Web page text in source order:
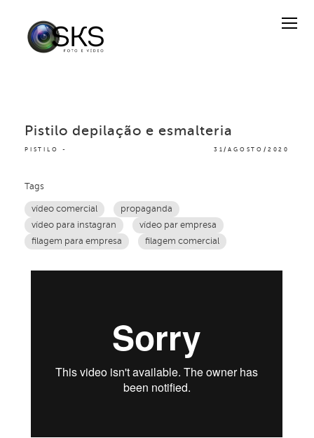
PISTILO 31/AGOSTO/2020
Pistilo depilação e esmalteria
Tags
vídeo comercial
propaganda
vídeo para instagran
vídeo par empresa
filagem para empresa
filagem comercial